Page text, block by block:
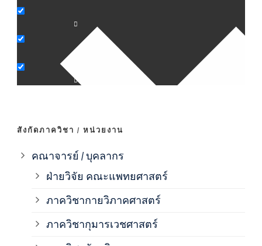
สังกัดภาควิชา / หน่วยงาน
คณาจารย์ / บุคลากร
ฝ่ายวิจัย คณะแพทยศาสตร์
ภาควิชากายวิภาคศาสตร์
ภาควิชากุมารเวชศาสตร์